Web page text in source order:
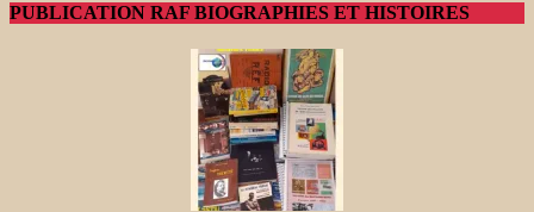
PUBLICATION RAF BIOGRAPHIES ET HISTOIRES